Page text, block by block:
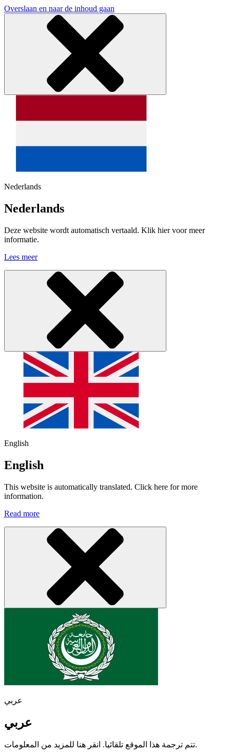
Overslaan en naar de inhoud gaan
Nederlands
Nederlands
Deze website wordt automatisch vertaald. Klik hier voor meer
informatie.
Lees meer
English
English
This website is automatically translated. Click here for more
information.
Read more
عربي
عربي
تتم ترجمة هذا الموقع تلقائيا. انقر هنا للمزيد من المعلومات.